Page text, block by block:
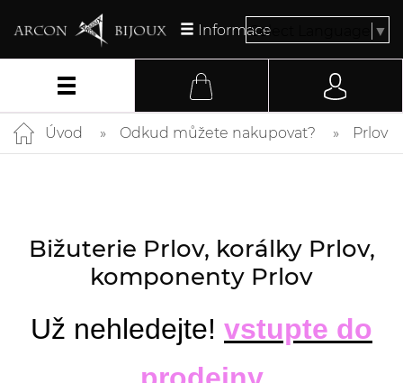
InformaceSelect Language ▼
Úvod Odkud můžete nakupovat? Prlov
Bižuterie Prlov, korálky Prlov,
komponenty Prlov
Už nehledejte! vstupte do